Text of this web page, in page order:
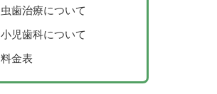
虫歯治療について
小児歯科について
料金表